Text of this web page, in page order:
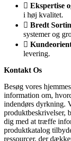
Ekspertise
i høj kvalitet.
Bredt
systemer og
levering.
Kontakt Os
Besøg vores
information om,
indendørs dyrkning.
produktbeskrivelser,
dig med at træffe
produktkatalog
ressourcer, der